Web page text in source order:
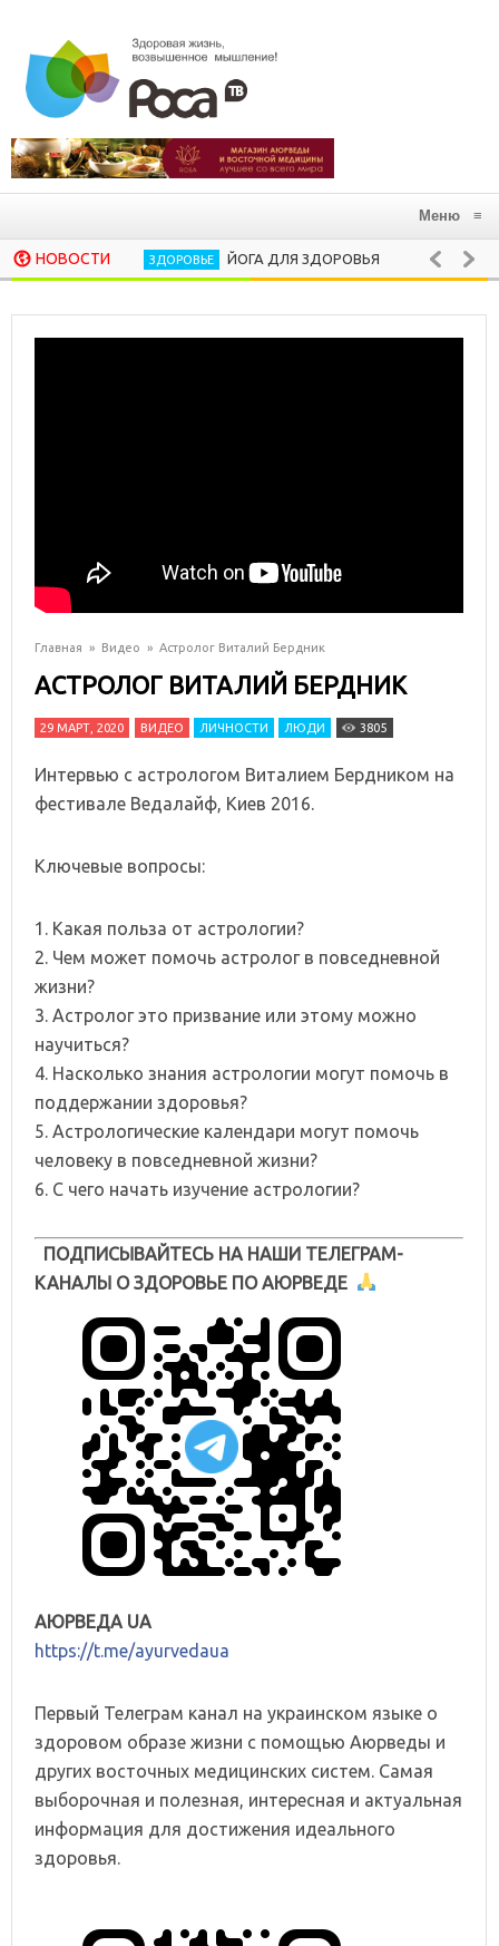
Меню ≡
НОВОСТИЗДОРОВЬЕ ЙОГА ДЛЯ ЗДОРОВЬЯ АЮРВЕДА В
Главная » Видео » Астролог Виталий Бердник
АСТРОЛОГ ВИТАЛИЙ БЕРДНИК
29 МАРТ, 2020 ВИДЕО ЛИЧНОСТИ ЛЮДИ 3805
Интервью с астрологом Виталием Бердником на
фестивале Ведалайф, Киев 2016.
Ключевые вопросы:
1. Какая польза от астрологии?
2. Чем может помочь астролог в повседневной
жизни?
3. Астролог это призвание или этому можно
научиться?
4. Насколько знания астрологии могут помочь в
поддержании здоровья?
5. Астрологические календари могут помочь
человеку в повседневной жизни?
6. С чего начать изучение астрологии?
ПОДПИСЫВАЙТЕСЬ НА НАШИ ТЕЛЕГРАМ-
КАНАЛЫ О ЗДОРОВЬЕ ПО АЮРВЕДЕ
АЮРВЕДА UA
https://t.me/ayurvedaua
Первый Телеграм канал на украинском языке о
здоровом образе жизни с помощью Аюрведы и
других восточных медицинских систем. Самая
выборочная и полезная, интересная и актуальная
информация для достижения идеального
здоровья.